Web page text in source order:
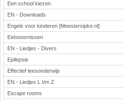
Een school kiezen
EN - Downloads
Engels voor kinderen [Meestersipke.nl]
Eetstoornissen
EN - Liedjes - Divers
Epilepsie
Effectief leesonderwijs
EN - Liedjes L t/m Z
Escape rooms